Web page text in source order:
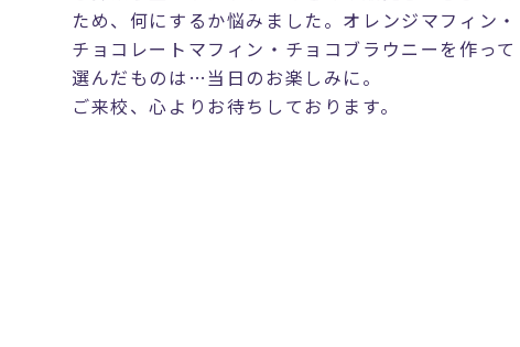
ため、何にするか悩みました。オレンジマフィン・
チョコレートマフィン・チョコブラウニーを作って
選んだものは…当日のお楽しみに。
ご来校、心よりお待ちしております。